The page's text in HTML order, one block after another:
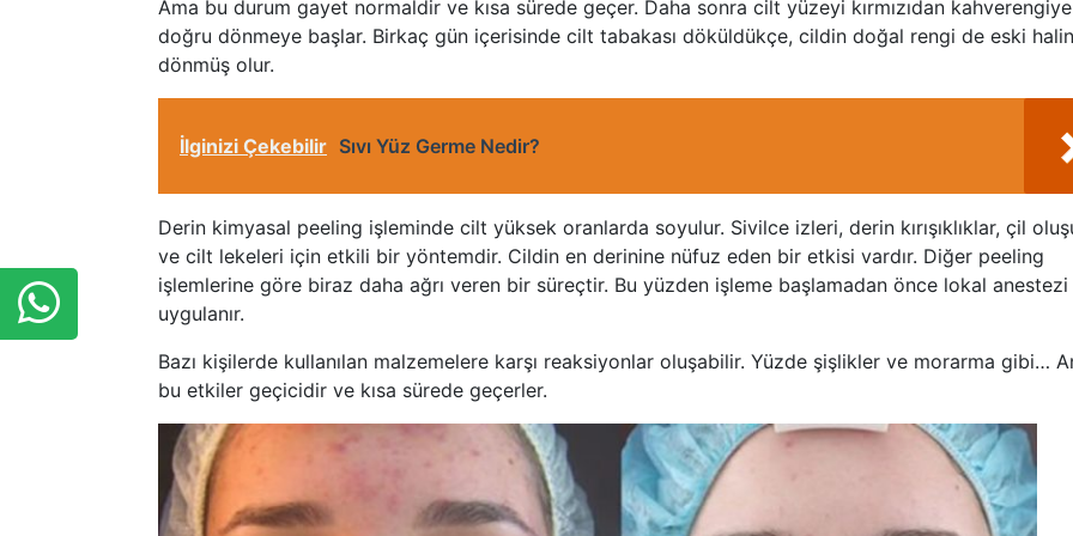
Ama bu durum gayet normaldir ve kısa sürede geçer. Daha sonra cilt yüzeyi kırmızıdan kahverengiye
doğru dönmeye başlar. Birkaç gün içerisinde cilt tabakası döküldükçe, cildin doğal rengi de eski
dönmüş olur.
İlginizi Çekebilir Sıvı Yüz Germe Nedir?
Derin kimyasal peeling işleminde cilt yüksek oranlarda soyulur. Sivilce izleri, derin kırışıklıklar, çil
ve cilt lekeleri için etkili bir yöntemdir. Cildin en derinine nüfuz eden bir etkisi vardır. Diğer peeling
işlemlerine göre biraz daha ağrı veren bir süreçtir. Bu yüzden işleme başlamadan önce lokal anestezi
uygulanır.
Bazı kişilerde kullanılan malzemelere karşı reaksiyonlar oluşabilir. Yüzde şişlikler ve morarma gibi…
bu etkiler geçicidir ve kısa sürede geçerler.